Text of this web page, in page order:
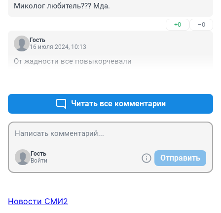
Миколог любитель??? Мда.
+0 –0
Гость
16 июля 2024, 10:13
От жадности все повыкорчевали
Читать все комментарии
Гость
Войти
Отправить
Новости СМИ2